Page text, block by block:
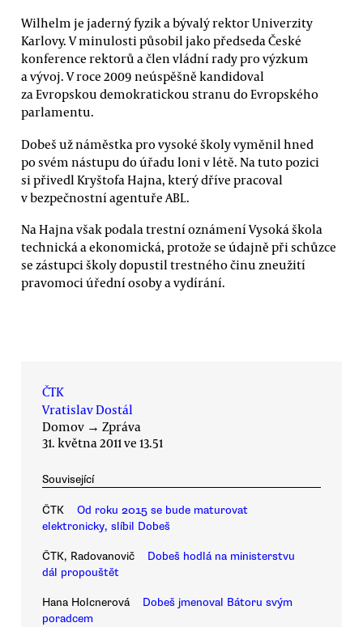
Wilhelm je jaderný fyzik a bývalý rektor Univerzity
Karlovy. V minulosti působil jako předseda České
konference rektorů a člen vládní rady pro výzkum
a vývoj. V roce 2009 neúspěšně kandidoval
za Evropskou demokratickou stranu do Evropského
parlamentu.
Dobeš už náměstka pro vysoké školy vyměnil hned
po svém nástupu do úřadu loni v létě. Na tuto pozici
si přivedl Kryštofa Hajna, který dříve pracoval
v bezpečnostní agentuře ABL.
Na Hajna však podala trestní oznámení Vysoká škola
technická a ekonomická, protože se údajně při schůzce
se zástupci školy dopustil trestného činu zneužití
pravomoci úřední osoby a vydírání.
ČTK
Vratislav Dostál
Domov → Zpráva
31. května 2011 ve 13.51
Související
ČTK
Od roku 2015 se bude maturovat
elektronicky, slíbil Dobeš
ČTK, Radovanovič
Dobeš hodlá na ministerstvu
dál propouštět
Hana Holcnerová
Dobeš jmenoval Bátoru svým
poradcem